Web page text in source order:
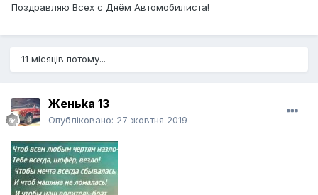
Поздравляю Всех с Днём Автомобилиста!
11 місяців потому...
Женьka 13
Опубліковано: 27 жовтня 2019